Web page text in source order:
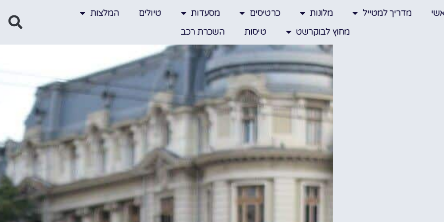
מדריך למטייל מלונות כרטיסים מסעדות טיולים
המלצות
מחוץ לבוקרשט
טיסות השכרת רכב